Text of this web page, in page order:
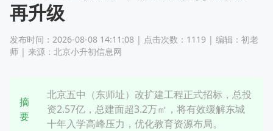
再升级
发布时间：2026-08-08 14:11:08 | 点击次数：1119 | 编辑：初老
师 | 来源：北京小升初信息网
摘
要
北京五中（东师址）改扩建工程正式招标，总投
资2.57亿，总建面超3.2万㎡，将有效缓解东城
十年入学高峰压力，优化教育资源布局。